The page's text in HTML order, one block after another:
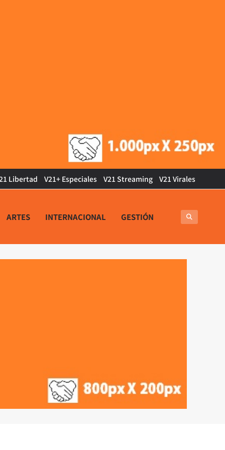
Libertad V21+ Especiales V21 Streaming V21 Virales
ARTES INTERNACIONAL GESTIÓN